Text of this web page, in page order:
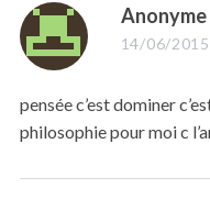
s
a
s
:
Anonyme
14/06/
pensée c’est dominer
philosophie pour moi c
e
a
c